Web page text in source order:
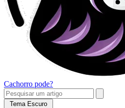
Cachorro pode?
Tema Escuro